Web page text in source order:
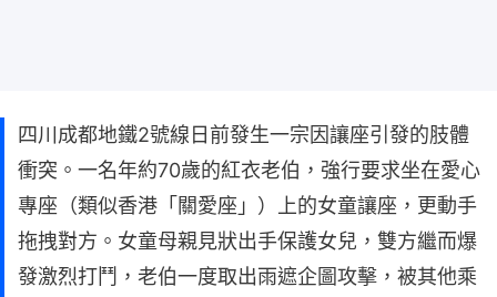
四川成都地鐵2號線日前發生一宗因讓座引發的肢體
衝突。一名年約70歲的紅衣老伯，強行要求坐在愛心
專座（類似香港「關愛座」）上的女童讓座，更動手
拖拽對方。女童母親見狀出手保護女兒，雙方繼而爆
發激烈打鬥，老伯一度取出雨遮企圖攻擊，被其他乘